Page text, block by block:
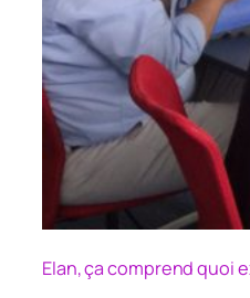
Elan, ça comprend quoi